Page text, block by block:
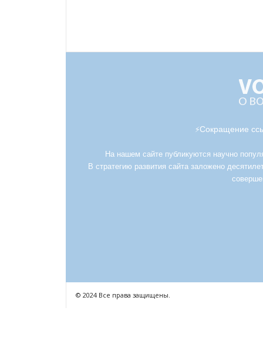
⚡Сокращение
На нашем сайте публикуются научно
В стратегию развития сайта заложено
© 2024 Все права защищены.